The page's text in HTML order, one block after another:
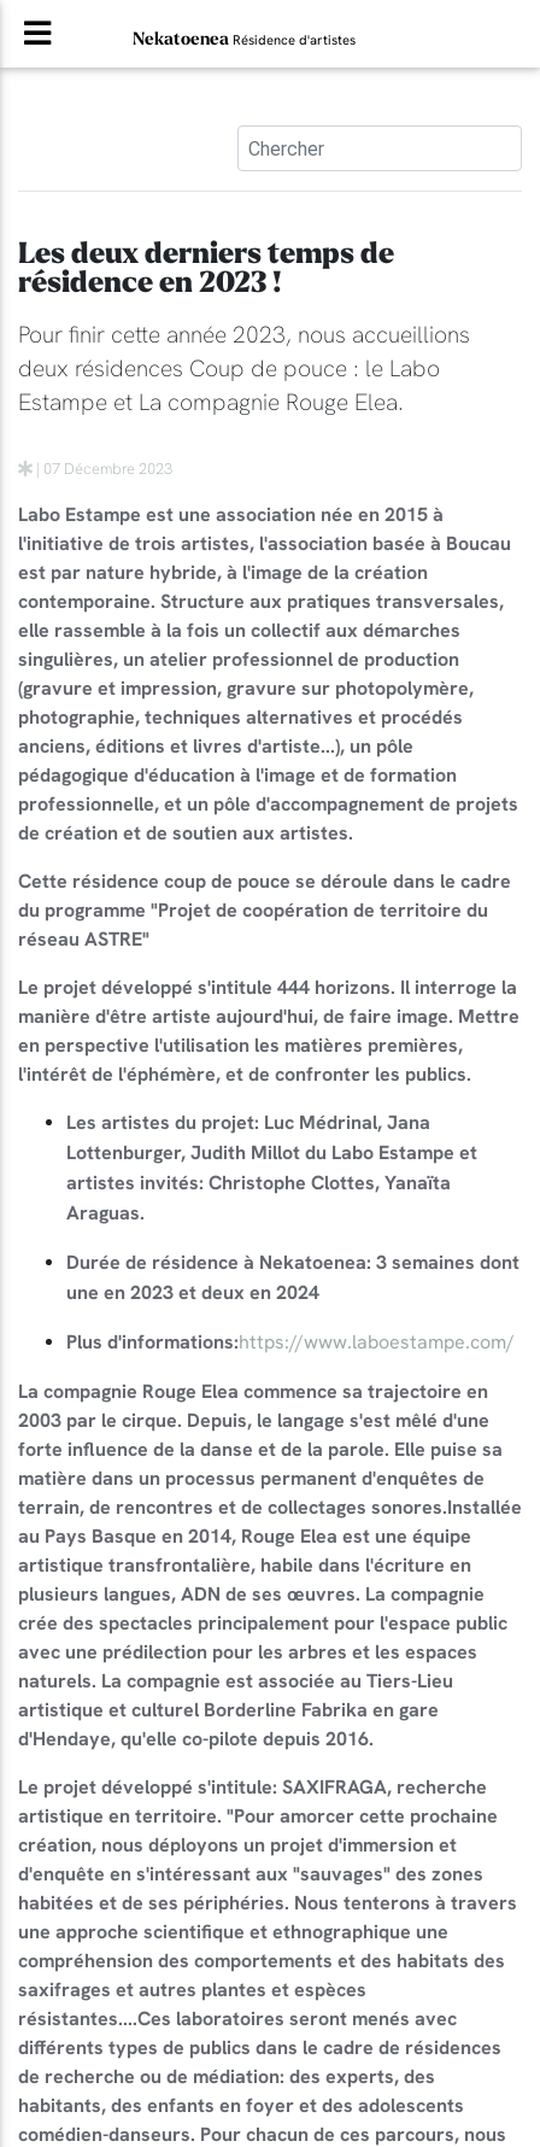
NekatoeneaRésidence d'artistes
Les deux derniers temps de
résidence en 2023 !
Pour finir cette année 2023, nous accueillions
deux résidences Coup de pouce : le Labo
Estampe et La compagnie Rouge Elea.
| 07 Décembre 2023
Labo Estampe est une association née en 2015 à
l'initiative de trois artistes, l'association basée à Boucau
est par nature hybride, à l'image de la création
contemporaine. Structure aux pratiques transversales,
elle rassemble à la fois un collectif aux démarches
singulières, un atelier professionnel de production
(gravure et impression, gravure sur photopolymère,
photographie, techniques alternatives et procédés
anciens, éditions et livres d'artiste...), un pôle
pédagogique d'éducation à l'image et de formation
professionnelle, et un pôle d'accompagnement de projets
de création et de soutien aux artistes.
Cette résidence coup de pouce se déroule dans le cadre
du programme "Projet de coopération de territoire du
réseau ASTRE"
Le projet développé s'intitule 444 horizons. Il interroge la
manière d'être artiste aujourd'hui, de faire image. Mettre
en perspective l'utilisation les matières premières,
l'intérêt de l'éphémère, et de confronter les publics.
Les artistes du projet: Luc Médrinal, Jana
Lottenburger, Judith Millot du Labo Estampe et
artistes invités: Christophe Clottes, Yanaïta
Araguas.
Durée de résidence à Nekatoenea: 3 semaines dont
une en 2023 et deux en 2024
Plus d'informations:https://www.laboestampe.com/
La compagnie Rouge Elea commence sa trajectoire en
2003 par le cirque. Depuis, le langage s'est mêlé d'une
forte influence de la danse et de la parole. Elle puise sa
matière dans un processus permanent d'enquêtes de
terrain, de rencontres et de collectages sonores.Installée
au Pays Basque en 2014, Rouge Elea est une équipe
artistique transfrontalière, habile dans l'écriture en
plusieurs langues, ADN de ses œuvres. La compagnie
crée des spectacles principalement pour l'espace public
avec une prédilection pour les arbres et les espaces
naturels. La compagnie est associée au Tiers-Lieu
artistique et culturel Borderline Fabrika en gare
d'Hendaye, qu'elle co-pilote depuis 2016.
Le projet développé s'intitule: SAXIFRAGA, recherche
artistique en territoire. "Pour amorcer cette prochaine
création, nous déployons un projet d'immersion et
d'enquête en s'intéressant aux "sauvages" des zones
habitées et de ses périphéries. Nous tenterons à travers
une approche scientifique et ethnographique une
compréhension des comportements et des habitats des
saxifrages et autres plantes et espèces
résistantes....Ces laboratoires seront menés avec
différents types de publics dans le cadre de résidences
de recherche ou de médiation: des experts, des
habitants, des enfants en foyer et des adolescents
comédien-danseurs. Pour chacun de ces parcours, nous